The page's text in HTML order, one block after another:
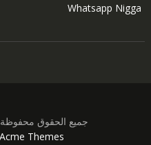
Whatsapp Nigga
جميع الحقوق
Acme Themes